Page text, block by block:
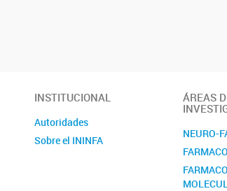
INSTITUCIONAL
Autoridades
Sobre el ININFA
ÁREAS
NEURO-